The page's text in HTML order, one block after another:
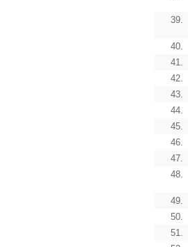
39.
40.
41.
42.
43.
44.
45.
46.
47.
48.
49.
50.
51.